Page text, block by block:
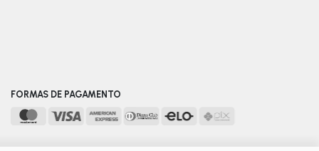
FORMAS DE PAGAMENTO